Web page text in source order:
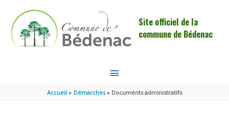
Site officiel de la
commune de Bédenac
MENU
PRINCIPAL
Accueil Démarches Documents administratifs